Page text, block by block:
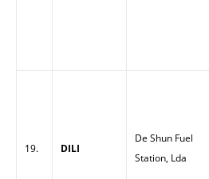
19. DILI
De Shun Fuel
Station, Lda